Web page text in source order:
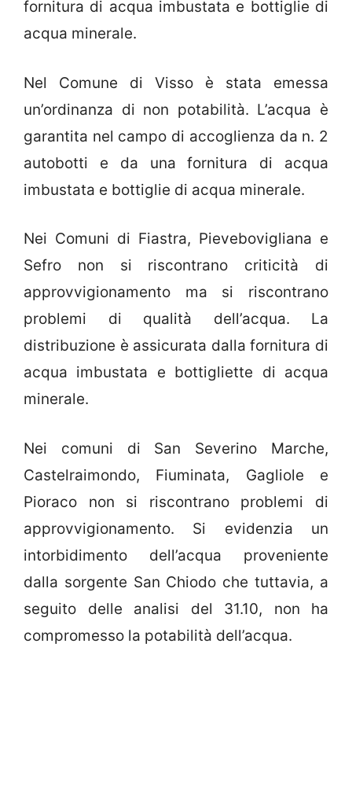
fornitura di acqua imbustata e bottiglie di
acqua minerale.
Nel Comune di Visso è stata emessa
un’ordinanza di non potabilità. L’acqua è
garantita nel campo di accoglienza da n. 2
autobotti e da una fornitura di acqua
imbustata e bottiglie di acqua minerale.
Nei Comuni di Fiastra, Pievebovigliana e
Sefro non si riscontrano criticità di
approvvigionamento ma si riscontrano
problemi di qualità dell’acqua. La
distribuzione è assicurata dalla fornitura di
acqua imbustata e bottigliette di acqua
minerale.
Nei comuni di San Severino Marche,
Castelraimondo, Fiuminata, Gagliole e
Pioraco non si riscontrano problemi di
approvvigionamento. Si evidenzia un
intorbidimento dell’acqua proveniente
dalla sorgente San Chiodo che tuttavia, a
seguito delle analisi del 31.10, non ha
compromesso la potabilità dell’acqua.